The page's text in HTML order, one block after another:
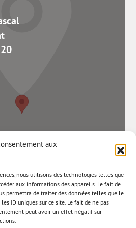
aux
nous utilisons des technologies telles que
aux informations des appareils. Le fait de
permettra de traiter des données telles que le
ID uniques sur ce site. Le fait de ne pas
peut avoir un effet négatif sur